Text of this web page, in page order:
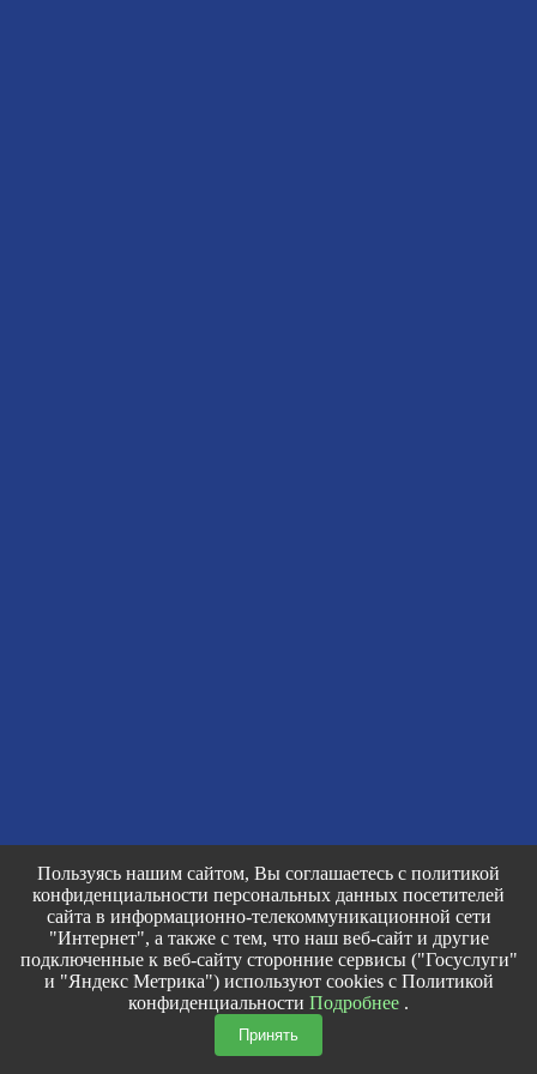
Пользуясь нашим сайтом, Вы соглашаетесь с политикой
конфиденциальности персональных данных посетителей
сайта в информационно-телекоммуникационной сети
"Интернет", а также с тем, что наш веб-сайт и другие
подключенные к веб-сайту сторонние сервисы ("Госуслуги"
и "Яндекс Метрика") используют cookies с Политикой
конфиденциальности Подробнее .
Принять